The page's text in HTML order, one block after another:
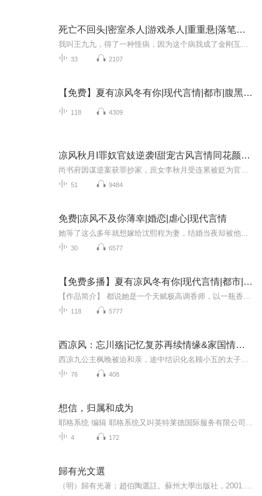
死亡不回头|密室杀人|游戏杀人|重重悬|落笔迟迟演播
33 2107
【免费】夏有凉风冬有你|现代言情|都市|腹黑|轻小说|AI专辑
118 4309
凉风秋月I罪奴官妓逆袭I甜宠古风言情同花颜策知否
51 9484
免费|凉风不及你薄幸|婚恋|虐心|现代言情
30 6577
【免费多播】夏有凉风冬有你|现代言情|都市|腹黑|轻小说|AI多播
118 5777
西凉风：忘川殇|记忆复苏再续情缘&家国情爱以身赴死
76 408
想信，归属和成为
4 172
歸有光文選